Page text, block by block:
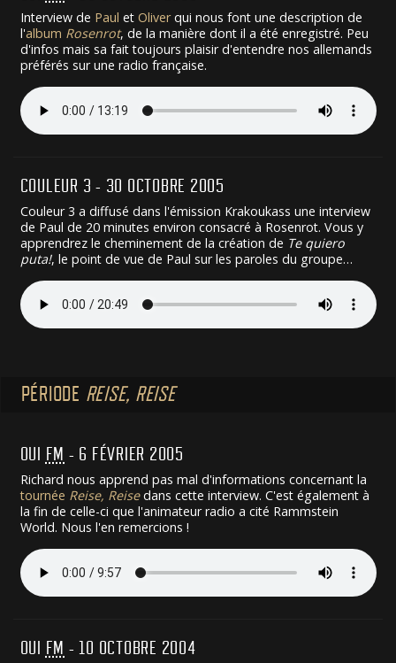
Interview de Paul et Oliverqui nous font une description de
l'album Rosenrot, de la manière dont il a été enregistré. Peu
d'infos mais sa fait toujours plaisir d'entendre nos allemands
préférés sur une radio française.
COULEUR 3 - 30 OCTOBRE 2005
Couleur 3 a diffusé dans l'émission Krakoukass une interview
de Paul de 20 minutes environ consacré à Rosenrot. Vous y
apprendrez le cheminement de la création de Te quiero
puta!, le point de vue de Paul sur les paroles du groupe…
PÉRIODE REISE, REISE
OUI FM - 6 FÉVRIER 2005
Richard nous apprend pas mal d'informations concernant la
tournée Reise, Reisedans cette interview. C'est également à
la fin de celle-ci que l'animateur radio a cité Rammstein
World. Nous l'en remercions !
OUI FM - 10 OCTOBRE 2004